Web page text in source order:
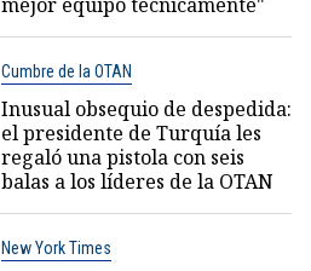
Cumbre de la OTAN
Inusual obsequio de despedida:
el presidente de Turquía les
regaló una pistola con seis
balas a los líderes de la OTAN
New York Times